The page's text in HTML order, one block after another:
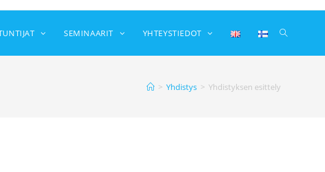
SEMINAARIT YHTEYSTIEDOT
> Yhdistys > Yhdistyksen esittely